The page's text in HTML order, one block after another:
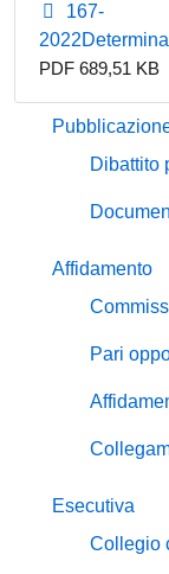
167-
PDF 689,51 KB
Dibattito
Affidamento
Pari
Esecutiva
Collegio